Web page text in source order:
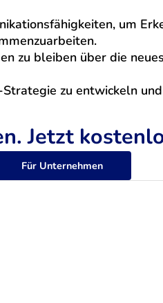
um
zu bleiben über die
zu entwickeln
Jetzt
Für Unternehmen